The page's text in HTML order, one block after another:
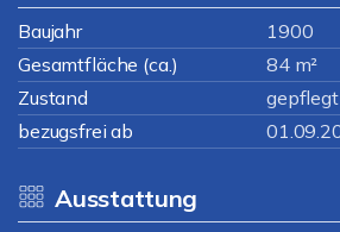
Baujahr
1900
Gesamtfläche (ca.)
84 m²
Zustand
gepflegt
bezugsfrei ab
Ausstattung